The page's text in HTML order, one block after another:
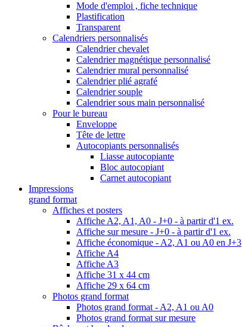
Mode d'emploi , fiche technique
Plastification
Transparent
Calendriers personnalisés
Calendrier chevalet
Calendrier magnétique personnalisé
Calendrier mural personnalisé
Calendrier plié agrafé
Calendrier souple
Calendrier sous main personnalisé
Pour le bureau
Enveloppe
Tête de lettre
Autocopiants personnalisés
Liasse autocopiante
Bloc autocopiant
Carnet autocopiant
Impressions
grand format
Affiches et posters
Affiche A2, A1, A0 - J+0 - à partir d'1 ex.
Affiche sur mesure - J+0 - à partir d'1 ex.
Affiche économique - A2, A1 ou A0 en J+3
Affiche A4
Affiche A3
Affiche 31 x 44 cm
Affiche 29 x 64 cm
Photos grand format
Photos grand format - A2, A1 ou A0
Photos grand format sur mesure